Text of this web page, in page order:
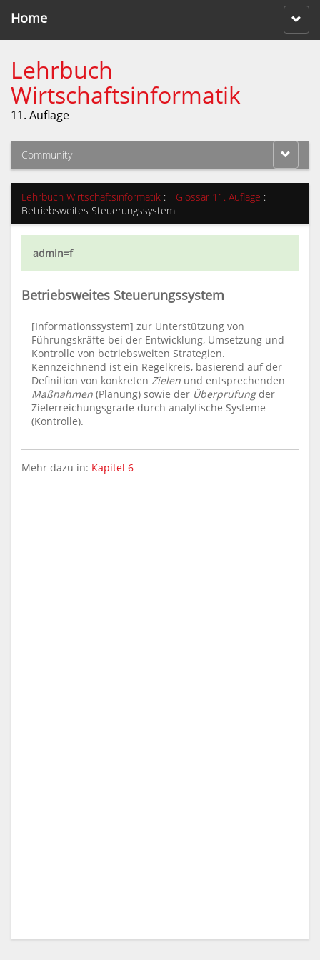
Home
Lehrbuch
Wirtschaftsinformatik
11. Auflage
Community
Lehrbuch Wirtschaftsinformatik : Glossar 11. Auflage :
Betriebsweites Steuerungssystem
admin=f
Betriebsweites Steuerungssystem
[Informationssystem] zur Unterstützung von
Führungskräfte bei der Entwicklung, Umsetzung und
Kontrolle von betriebsweiten Strategien.
Kennzeichnend ist ein Regelkreis, basierend auf der
Definition von konkreten Zielen und entsprechenden
Maßnahmen (Planung) sowie der Überprüfungder
Zielerreichungsgrade durch analytische Systeme
(Kontrolle).
Mehr dazu in: Kapitel 6